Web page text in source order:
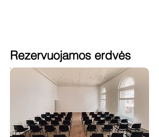
Rezervuojamos erdvės